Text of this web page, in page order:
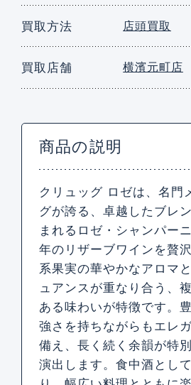
買取方法 店頭買取
買取店舗 横濱元町店
商品の説明
クリュッグ ロゼは、名門
グが誇る、卓越したブレ
まれるロゼ・シャンパー
年のリザーブワインを贅
系果実の華やかなアロマ
ュアンスが重なり合う、
ある味わいが特徴です。
強さを持ちながらもエレ
備え、長く続く余韻が特
演出します。食中酒とし